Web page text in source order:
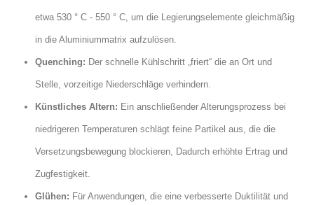
etwa 530 ° C - 550 ° C, um die Legierungselemente gleichmäßig
in die Aluminiummatrix aufzulösen.
Quenching: Der schnelle Kühlschritt „friert“ die an Ort und
Stelle, vorzeitige Niederschläge verhindern.
Künstliches Altern: Ein anschließender Alterungsprozess bei
niedrigeren Temperaturen schlägt feine Partikel aus, die die
Versetzungsbewegung blockieren, Dadurch erhöhte Ertrag und
Zugfestigkeit.
Glühen: Für Anwendungen, die eine verbesserte Duktilität und